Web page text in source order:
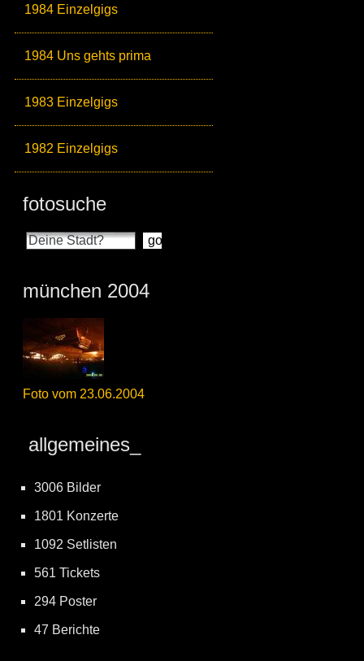
1984 Einzelgigs
1984 Uns gehts prima
1983 Einzelgigs
1982 Einzelgigs
fotosuche
münchen 2004
Foto vom 23.06.2004
allgemeines_
3006 Bilder
1801 Konzerte
1092 Setlisten
561 Tickets
294 Poster
47 Berichte